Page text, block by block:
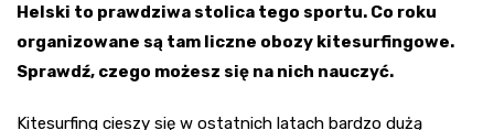
Helski to prawdziwa stolica tego sportu. Co roku
organizowane są tam liczne obozy kitesurfingowe.
Sprawdź, czego możesz się na nich nauczyć.
Kitesurfing cieszy się w ostatnich latach bardzo dużą